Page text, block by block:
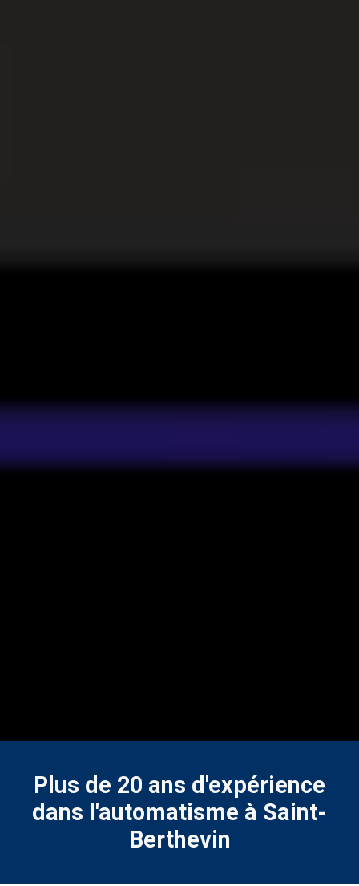
Plus de 20 ans d'expérience
dans l'automatisme à Saint-
Berthevin